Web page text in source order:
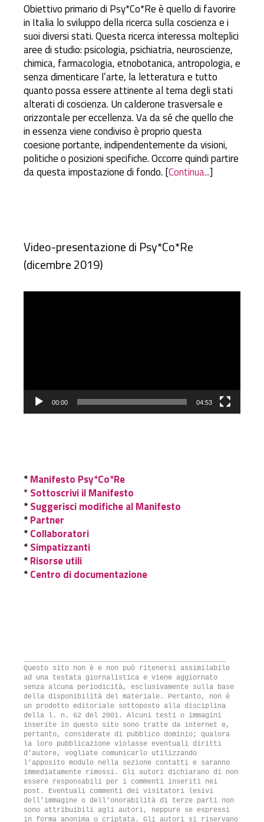
Obiettivo primario di Psy*Co*Re è quello di favorire
in Italia lo sviluppo della ricerca sulla coscienza e i
suoi diversi stati. Questa ricerca interessa molteplici
aree di studio: psicologia, psichiatria, neuroscienze,
chimica, farmacologia, etnobotanica, antropologia, e
senza dimenticare l’arte, la letteratura e tutto
quanto possa essere attinente al tema degli stati
alterati di coscienza. Un calderone trasversale e
orizzontale per eccellenza. Va da sé che quello che
in essenza viene condiviso è proprio questa
coesione portante, indipendentemente da visioni,
politiche o posizioni specifiche. Occorre quindi partire
da questa impostazione di fondo. [Continua...]
Video-presentazione di Psy*Co*Re
(dicembre 2019)
00:00 04:53
*Manifesto Psy*Co*Re
*Sottoscrivi il Manifesto
*Suggerisci modifiche al Manifesto
*Partner
*Collaboratori
*Simpatizzanti
*Risorse utili
*Centro di documentazione
Questo sito non è e non può ritenersi assimilabile
ad una testata giornalistica e viene aggiornato
senza alcuna periodicità, esclusivamente sulla base
della disponibilità del materiale. Pertanto, non è
un prodotto editoriale sottoposto alla disciplina
della l. n. 62 del 2001. Alcuni testi o immagini
inserite in questo sito sono tratte da internet e,
pertanto, considerate di pubblico dominio; qualora
la loro pubblicazione violasse eventuali diritti
d’autore, vogliate comunicarlo utilizzando
l'apposito modulo nella sezione contatti e saranno
immediatamente rimossi. Gli autori dichiarano di non
essere responsabili per i commenti inseriti nei
post. Eventuali commenti dei visitatori lesivi
dell’immagine o dell’onorabilità di terze parti non
sono attribuibili agli autori, neppure se espressi
in forma anonima o criptata. Gli autori si riservano